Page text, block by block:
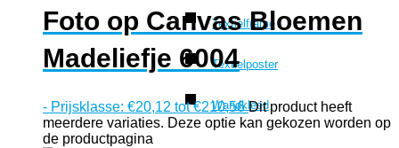
Textielframe
Textielposter
Wandkleed
Foto op Canvas Bloemen
Madeliefje 6004
- Prijsklasse: €20,12 tot €210,56 Dit product heeft
meerdere variaties. Deze optie kan gekozen worden op
de productpagina